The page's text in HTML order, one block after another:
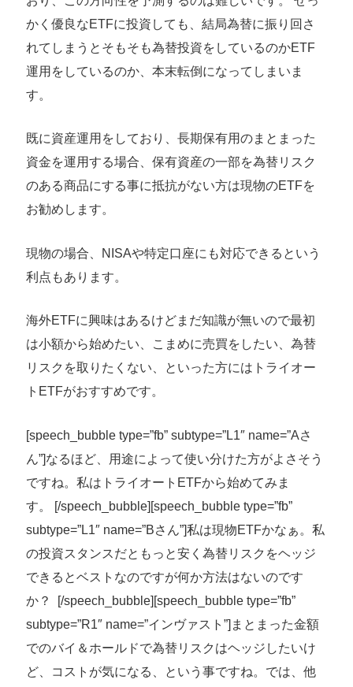
かく優良なETFに投資しても、結局為替に振り回さ
れてしまうとそもそも為替投資をしているのかETF
運用をしているのか、本末転倒になってしまいま
す。
既に資産運用をしており、長期保有用のまとまった
資金を運用する場合、保有資産の一部を為替リスク
のある商品にする事に抵抗がない方は現物のETFを
お勧めします。
現物の場合、NISAや特定口座にも対応できるという
利点もあります。
海外ETFに興味はあるけどまだ知識が無いので最初
は小額から始めたい、こまめに売買をしたい、為替
リスクを取りたくない、といった方にはトライオー
トETFがおすすめです。
[speech_bubble type=”fb” subtype=”L1″ name=”Aさ
ん”]なるほど、用途によって使い分けた方がよさそう
ですね。私はトライオートETFから始めてみま
す。
[/speech_bubble] [speech_bubble type=”fb”
subtype=”L1″ name=”Bさん”]私は現物ETFかなぁ。私
の投資スタンスだともっと安く為替リスクをヘッジ
できるとベストなのですが何か方法はないのです
か？ [/speech_bubble][speech_bubble type=”fb”
subtype=”R1″ name=”インヴァスト”] まとまった金額
でのバイ＆ホールドで為替リスクはヘッジしたいけ
ど、コストが気になる、という事ですね。では、他